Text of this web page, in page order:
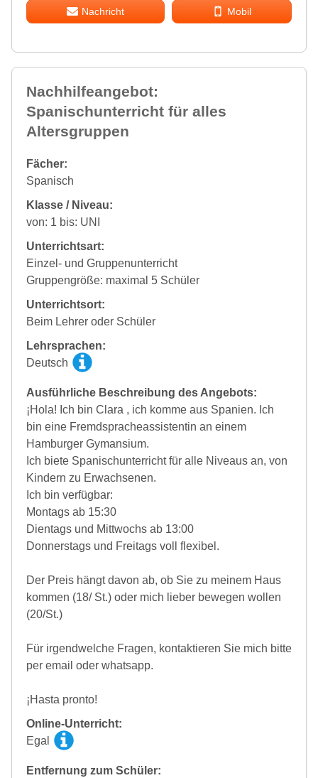
Nachricht Mobil
Nachhilfeangebot:
Spanischunterricht für alles
Altersgruppen
Fächer:
Spanisch
Klasse / Niveau:
von: 1 bis: UNI
Unterrichtsart:
Einzel- und Gruppenunterricht
Gruppengröße: maximal 5 Schüler
Unterrichtsort:
Beim Lehrer oder Schüler
Lehrsprachen:
Deutsch
Ausführliche Beschreibung des Angebots:
¡Hola! Ich bin Clara , ich komme aus Spanien. Ich
bin eine Fremdspracheassistentin an einem
Hamburger Gymansium.
Ich biete Spanischunterricht für alle Niveaus an, von
Kindern zu Erwachsenen.
Ich bin verfügbar:
Montags ab 15:30
Dientags und Mittwochs ab 13:00
Donnerstags und Freitags voll flexibel.
Der Preis hängt davon ab, ob Sie zu meinem Haus
kommen (18/ St.) oder mich lieber bewegen wollen
(20/St.)
Für irgendwelche Fragen, kontaktieren Sie mich bitte
per email oder whatsapp.
¡Hasta pronto!
Online-Unterricht:
Egal
Entfernung zum Schüler: